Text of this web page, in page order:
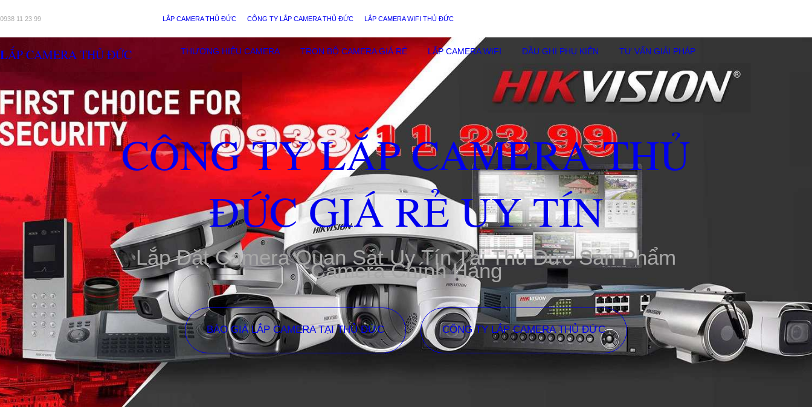
0938 11 23 99 LẮP CAMERA THỦ ĐỨC CÔNG TY LẮP CAMERA THỦ ĐỨC LẮP CAMERA WIFI THỦ ĐỨC
LẮP CAMERA THỦ ĐỨC THƯƠNG HIỆU CAMERA TRỌN BỘ CAMERA GIÁ RẺ LẮP CAMERA WIFI ĐẦU GHI PHỤ KIÊN TƯ VẤN GIẢI PHÁP
CÔNG TY LẮP CAMERA THỦ
ĐỨC GIÁ RẺ UY TÍN
Lắp Đặt Camera Quan Sát Uy Tín Tại Thủ Đức Sản Phẩm
Camera Chính Hãng
BÁO GIÁ LẮP CAMERA TẠI THỦ ĐỨC CÔNG TY LẮP CAMERA THỦ ĐỨC